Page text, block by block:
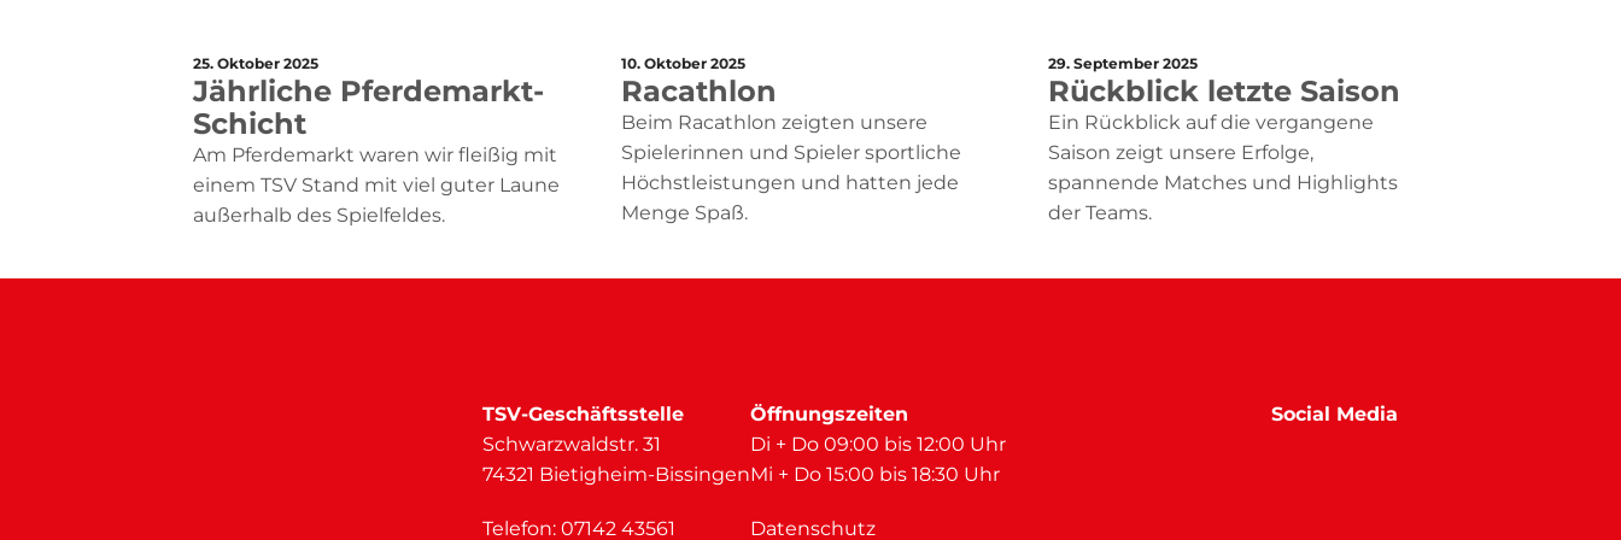
25. Oktober 2025
Jährliche Pferdemarkt-
Schicht
Am Pferdemarkt waren wir fleißig mit
einem TSV Stand mit viel guter Laune
außerhalb des Spielfeldes.
10. Oktober 2025
Racathlon
Beim Racathlon zeigten unsere
Spielerinnen und Spieler sportliche
Höchstleistungen und hatten jede
Menge Spaß.
29. September 2025
Rückblick letzte Saison
Ein Rückblick auf die vergangene
Saison zeigt unsere Erfolge,
spannende Matches und Highlights
der Teams.
TSV-Geschäftsstelle
Schwarzwaldstr. 31
74321 Bietigheim-Bissingen
Telefon: 07142 43561
Öffnungszeiten
Di + Do 09:00 bis 12:00 Uhr
Mi + Do 15:00 bis 18:30 Uhr
Datenschutz
Social Media